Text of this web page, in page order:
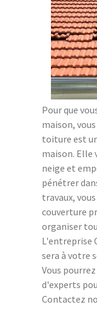
Pour que
maison,
toiture est
maison. Elle
neige et
pénétrer
travaux,
couverture
organiser
L'entreprise
sera à votre
Vous
d'experts
Contactez